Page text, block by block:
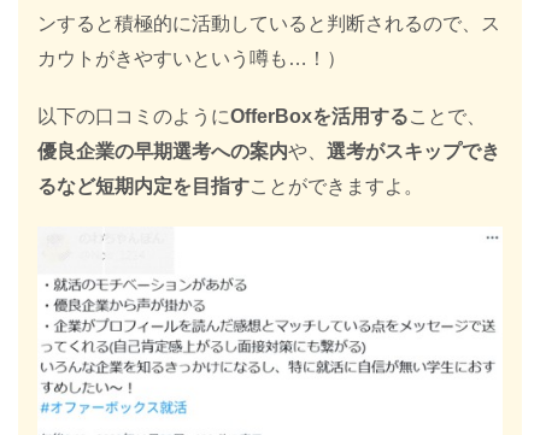
ンすると積極的に活動していると判断されるので、ス
カウトがきやすいという噂も…！）
以下の口コミのようにOfferBoxを活用することで、
優良企業の早期選考への案内や、 選考がスキップでき
るなど短期内定を目指すことができますよ。